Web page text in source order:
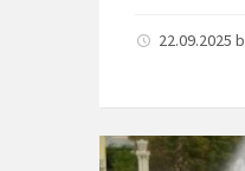
22.09.2025